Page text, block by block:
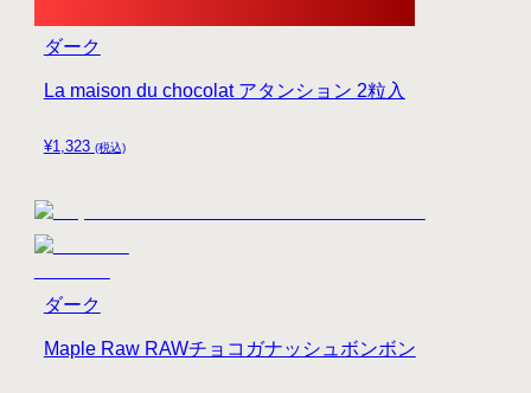
¥1,323 (税込)
La maison du chocolat アタンション 2粒入
ダーク
Maple Raw RAWチョコガナッシュボンボン
ダーク